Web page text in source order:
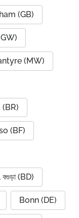
(GB)
(MW)
(BF)
(BD)
Bonn (DE)